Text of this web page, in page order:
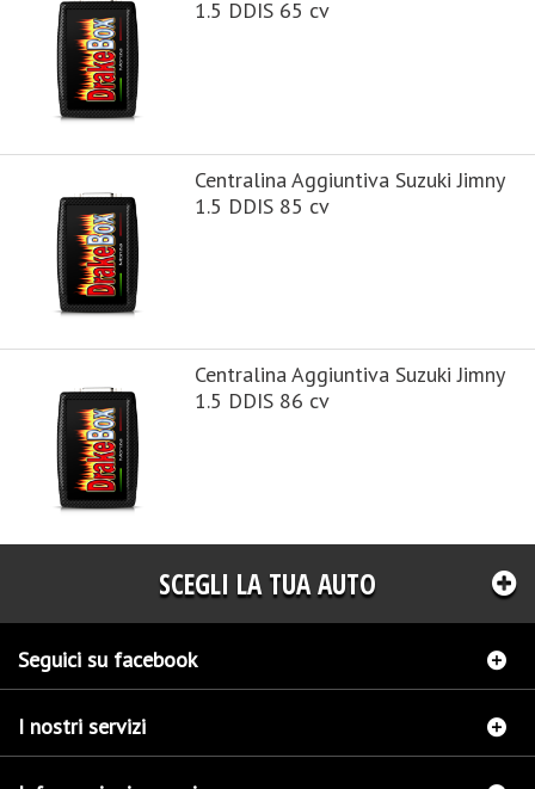
1.5 DDIS 65 cv
Centralina Aggiuntiva Suzuki Jimny
1.5 DDIS 85 cv
Centralina Aggiuntiva Suzuki Jimny
1.5 DDIS 86 cv
SCEGLI LA TUA AUTO
Seguici su facebook
I nostri servizi